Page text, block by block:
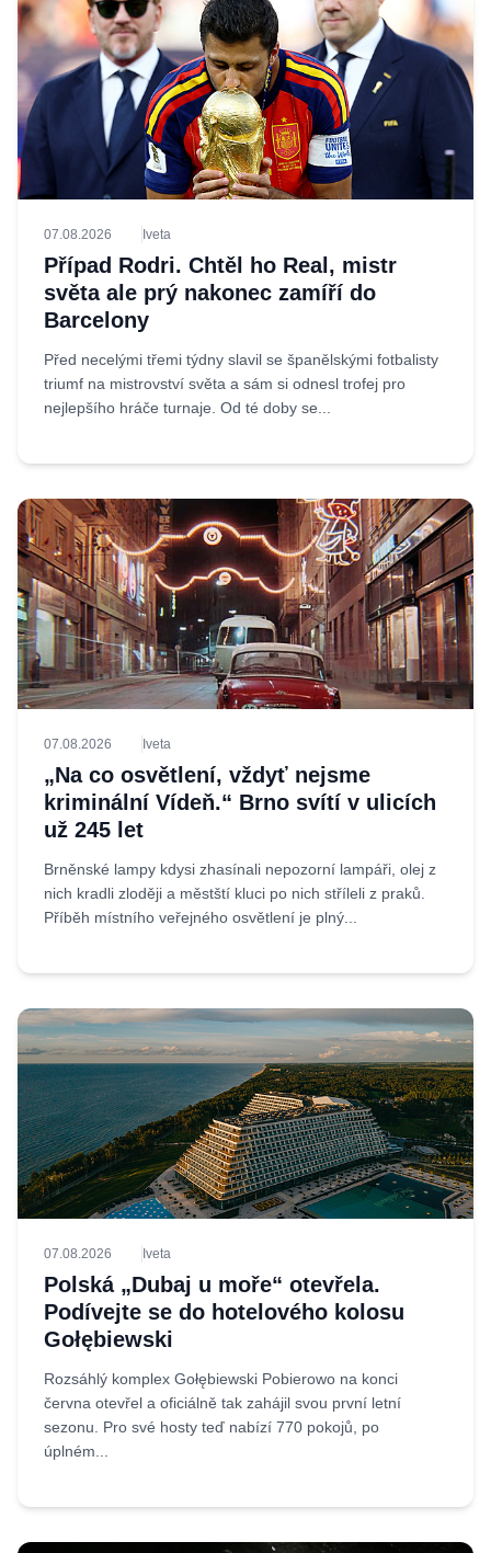
07.08.2026 Iveta
Případ Rodri. Chtěl ho Real, mistr
světa ale prý nakonec zamíří do
Barcelony
Před necelými třemi týdny slavil se španělskými fotbalisty
triumf na mistrovství světa a sám si odnesl trofej pro
nejlepšího hráče turnaje. Od té doby se...
07.08.2026 Iveta
„Na co osvětlení, vždyť nejsme
kriminální Vídeň.“ Brno svítí v ulicích
už 245 let
Brněnské lampy kdysi zhasínali nepozorní lampáři, olej z
nich kradli zloději a městští kluci po nich stříleli z praků.
Příběh místního veřejného osvětlení je plný...
07.08.2026 Iveta
Polská „Dubaj u moře“ otevřela.
Podívejte se do hotelového kolosu
Gołębiewski
Rozsáhlý komplex Gołębiewski Pobierowo na konci
června otevřel a oficiálně tak zahájil svou první letní
sezonu. Pro své hosty teď nabízí 770 pokojů, po
úplném...